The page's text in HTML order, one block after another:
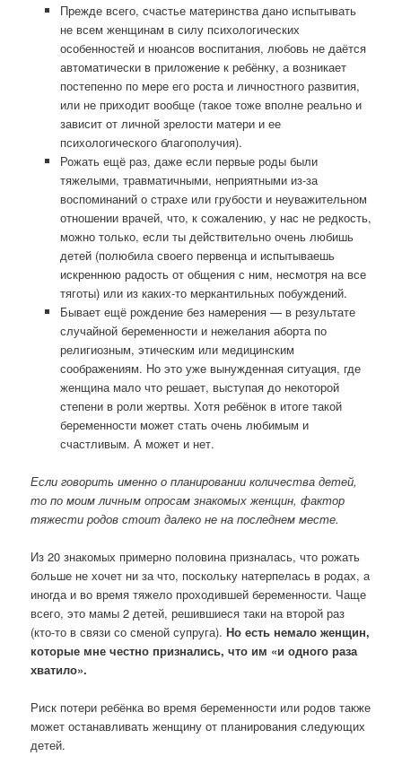
Прежде всего, счастье материнства дано испытывать
не всем женщинам в силу психологических
особенностей и нюансов воспитания, любовь не даётся
автоматически в приложение к ребёнку, а возникает
постепенно по мере его роста и личностного развития,
или не приходит вообще (такое тоже вполне реально и
зависит от личной зрелости матери и ее
психологического благополучия).
Рожать ещё раз, даже если первые роды были
тяжелыми, травматичными, неприятными из-за
воспоминаний о страхе или грубости и неуважительном
отношении врачей, что, к сожалению, у нас не редкость,
можно только, если ты действительно очень любишь
детей (полюбила своего первенца и испытываешь
искреннюю радость от общения с ним, несмотря на все
тяготы) или из каких-то меркантильных побуждений.
Бывает ещё рождение без намерения — в результате
случайной беременности и нежелания аборта по
религиозным, этическим или медицинским
соображениям. Но это уже вынужденная ситуация, где
женщина мало что решает, выступая до некоторой
степени в роли жертвы. Хотя ребёнок в итоге такой
беременности может стать очень любимым и
счастливым. А может и нет.
Если говорить именно о планировании количества детей,
то по моим личным опросам знакомых женщин, фактор
тяжести родов стоит далеко не на последнем месте.
Из 20 знакомых примерно половина призналась, что рожать
больше не хочет ни за что, поскольку натерпелась в родах, а
иногда и во время тяжело проходившей беременности. Чаще
всего, это мамы 2 детей, решившиеся таки на второй раз
(кто-то в связи со сменой супруга).Но есть немало женщин,
которые мне честно признались, что им «и одного раза
хватило».
Риск потери ребёнка во время беременности или родов также
может останавливать женщину от планирования следующих
детей.